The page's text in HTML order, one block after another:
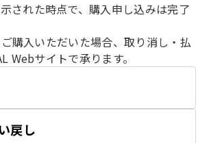
された時点で、購入申し込みは完了
購入いただいた場合、取り消し・払
Webサイトで承ります。
く
戻し